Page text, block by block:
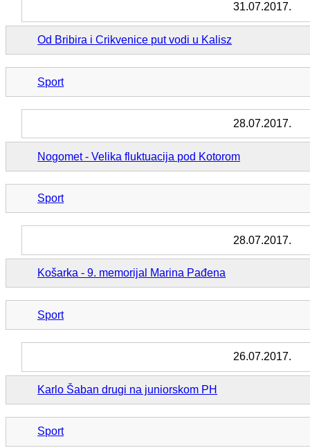
31.07.2017.
Od Bribira i Crikvenice put vodi u Kalisz
Sport
28.07.2017.
Nogomet - Velika fluktuacija pod Kotorom
Sport
28.07.2017.
Košarka - 9. memorijal Marina Pađena
Sport
26.07.2017.
Karlo Šaban drugi na juniorskom PH
Sport